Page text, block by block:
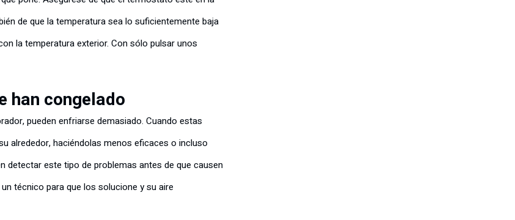
de que la temperatura sea lo suficientemente baja
la temperatura exterior. Con sólo pulsar unos
han congelado
pueden enfriarse demasiado. Cuando estas
alrededor, haciéndolas menos eficaces o incluso
detectar este tipo de problemas antes de que causen
técnico para que los solucione y su aire